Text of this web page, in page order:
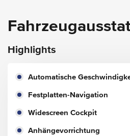
Highlights
Automatische
Festplatten-Navigation
Widescreen Cockpit
Anhängevorrichtung